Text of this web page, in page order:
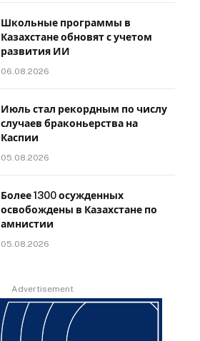
Школьные программы в
Казахстане обновят с учетом
развития ИИ
06.08.2026
Июль стал рекордным по числу
случаев браконьерства на
Каспии
05.08.2026
Более 1300 осужденных
освобождены в Казахстане по
амнистии
05.08.2026
Advertisement